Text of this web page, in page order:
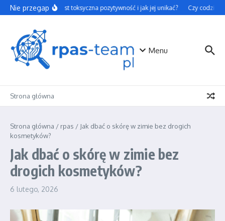
Przejdź do treści
Nie przegapCzym jest toksyczna pozytywność i jak jej unikać? Czy
Menu
Strona główna
Strona główna / rpas / Jak dbać o skórę w zimie bez drogich
kosmetyków?
Jak dbać o skórę w zimie bez
drogich kosmetyków?
6 lutego, 2026